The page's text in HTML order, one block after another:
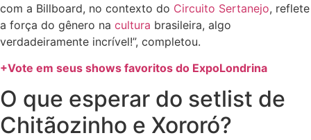
com a Billboard, no contexto do Circuito Sertanejo, reflete
a força do gênero na cultura brasileira, algo
verdadeiramente incrível!”, completou.
+Vote em seus shows favoritos do ExpoLondrina
O que esperar do setlist de
Chitãozinho e Xororó?